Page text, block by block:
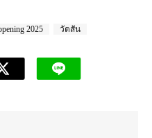
2025 วัตสัน